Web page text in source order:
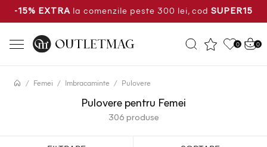
-15% EXTRA la comenzile peste 300 lei, cod SUPER15
0 0
Femei Imbracaminte Pulovere
Pulovere pentru Femei
306 produse